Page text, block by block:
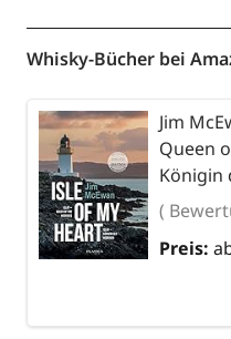
Whisky-Bücher bei
Jim
Queen
Königin
(
Preis: